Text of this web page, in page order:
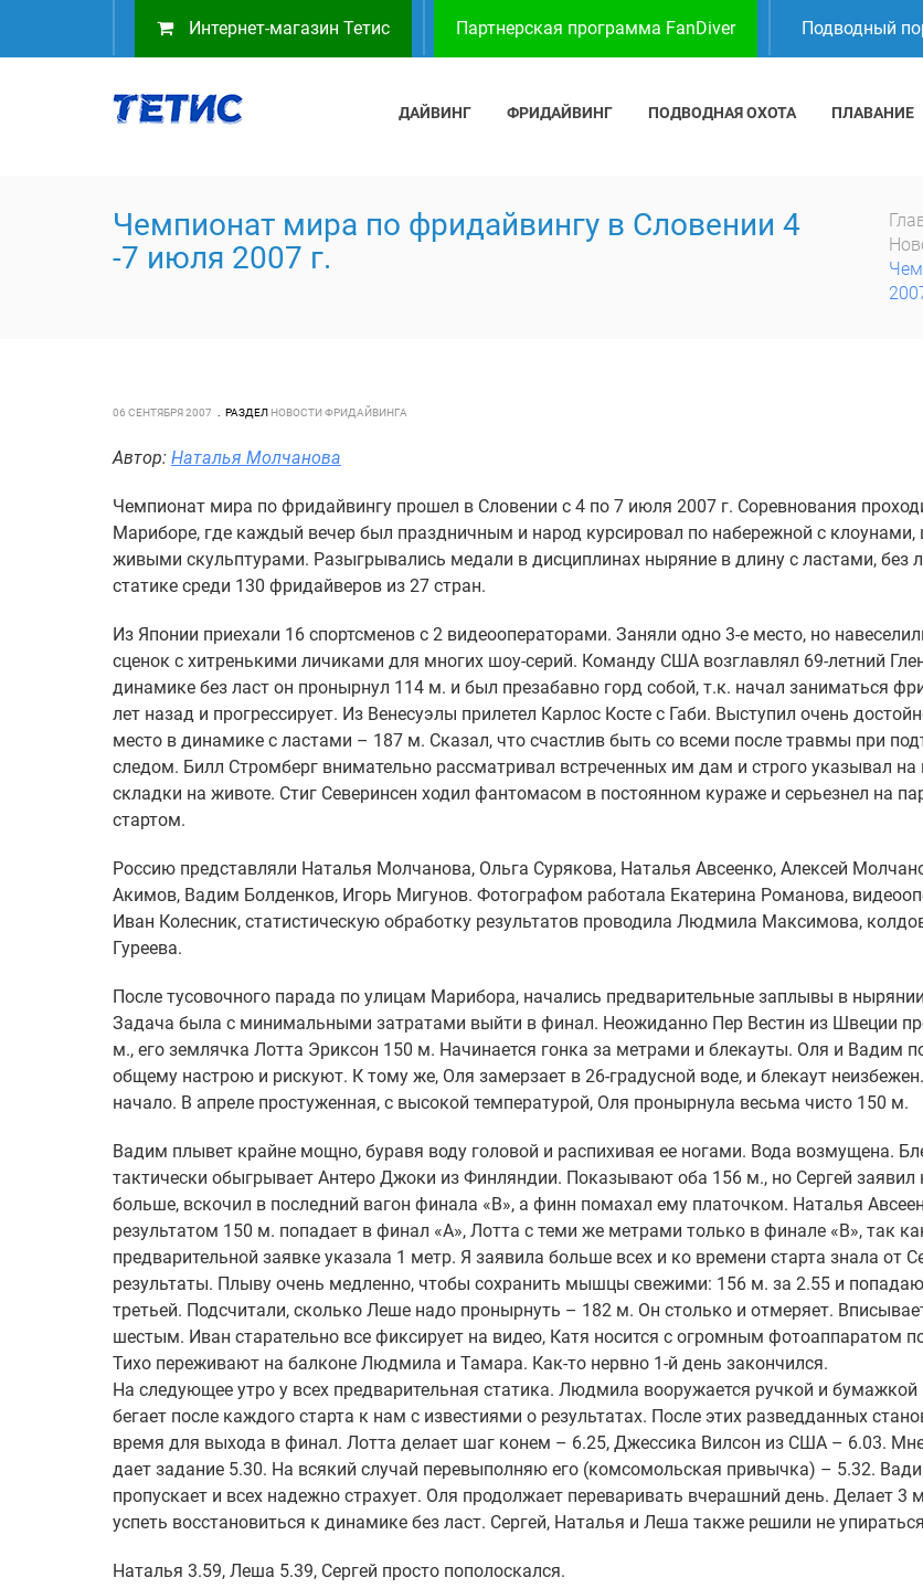
Интернет-магазин Тетис Партнерская программа FanDiver Подводный
ДАЙВИНГ ФРИДАЙВИНГ ПОДВОДНАЯ ОХОТА ПЛАВАНИЕ
Чемпионат мира по фридайвингу в Словении 4
-7 июля 2007 г.
06 СЕНТЯБРЯ 2007 РАЗДЕЛ НОВОСТИ ФРИДАЙВИНГА
Автор: Наталья Молчанова
Чемпионат мира по фридайвингу прошел в Словении с 4 по 7 июля 2007 г. Соревнования
Мариборе, где каждый вечер был праздничным и народ курсировал по набережной с
живыми скульптурами. Разыгрывались медали в дисциплинах ныряние в длину с ластами, без
статике среди 130 фридайверов из 27 стран.
Из Японии приехали 16 спортсменов с 2 видеооператорами. Заняли одно 3-е место, но
сценок с хитренькими личиками для многих шоу-серий. Команду США возглавлял 69-летний
динамике без ласт он пронырнул 114 м. и был презабавно горд собой, т.к. начал заниматься
лет назад и прогрессирует. Из Венесуэлы прилетел Карлос Косте с Габи. Выступил очень
место в динамике с ластами – 187 м. Сказал, что счастлив быть со всеми после травмы при
следом. Билл Стромберг внимательно рассматривал встреченных им дам и строго указывал
складки на животе. Стиг Северинсен ходил фантомасом в постоянном кураже и серьезнел на
стартом.
Россию представляли Наталья Молчанова, Ольга Сурякова, Наталья Авсеенко, Алексей
Акимов, Вадим Болденков, Игорь Мигунов. Фотографом работала Екатерина Романова,
Иван Колесник, статистическую обработку результатов проводила Людмила Максимова,
Гуреева.
После тусовочного парада по улицам Марибора, начались предварительные заплывы в
Задача была с минимальными затратами выйти в финал. Неожиданно Пер Вестин из Швеции
м., его землячка Лотта Эриксон 150 м. Начинается гонка за метрами и блекауты. Оля и Вадим
общему настрою и рискуют. К тому же, Оля замерзает в 26-градусной воде, и блекаут
начало. В апреле простуженная, с высокой температурой, Оля пронырнула весьма чисто 150 м.
Вадим плывет крайне мощно, буравя воду головой и распихивая ее ногами. Вода возмущена.
тактически обыгрывает Антеро Джоки из Финляндии. Показывают оба 156 м., но Сергей заявил
больше, вскочил в последний вагон финала «В», а финн помахал ему платочком. Наталья
результатом 150 м. попадает в финал «А», Лотта с теми же метрами только в финале «В», так
предварительной заявке указала 1 метр. Я заявила больше всех и ко времени старта знала от
результаты. Плыву очень медленно, чтобы сохранить мышцы свежими: 156 м. за 2.55 и
третьей. Подсчитали, сколько Леше надо пронырнуть – 182 м. Он столько и отмеряет.
шестым. Иван старательно все фиксирует на видео, Катя носится с огромным фотоаппаратом
Тихо переживают на балконе Людмила и Тамара. Как-то нервно 1-й день закончился.
На следующее утро у всех предварительная статика. Людмила вооружается ручкой и бумажкой
бегает после каждого старта к нам с известиями о результатах. После этих разведданных
время для выхода в финал. Лотта делает шаг конем – 6.25, Джессика Вилсон из США – 6.03.
дает задание 5.30. На всякий случай перевыполняю его (комсомольская привычка) – 5.32.
пропускает и всех надежно страхует. Оля продолжает переваривать вчерашний день. Делает 3
успеть восстановиться к динамике без ласт. Сергей, Наталья и Леша также решили не
Наталья 3.59, Леша 5.39, Сергей просто пополоскался.